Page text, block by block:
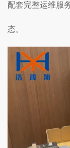
配套完整运维服
态。